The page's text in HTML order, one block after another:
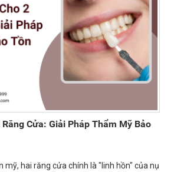
Cửa: Giải Pháp Thẩm Mỹ Bảo
mỹ, hai răng cửa chính là "linh hồn" của nụ